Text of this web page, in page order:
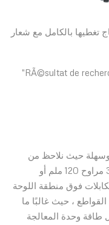
تغطيها بالكامل مع شعار
وسهلة حيث نلاحظ من
الاعلى يوجد مساحة كافية لامكانية تركيب 3 مراوح 120 ملم أو
الكابلات فوق منطقة اللوحة
، حيث غالبًا ما
طاقة وحدة المعالجة